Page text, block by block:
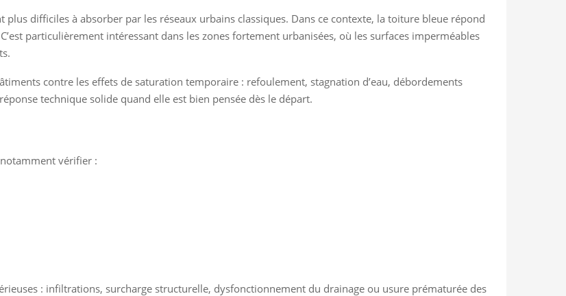
difficiles à absorber par les réseaux urbains classiques. Dans ce contexte, la toiture bleue répond
particulièrement intéressant dans les zones fortement urbanisées, où les surfaces imperméables
contre les effets de saturation temporaire : refoulement, stagnation d’eau, débordements
technique solide quand elle est bien pensée dès le départ.
vérifier :
: infiltrations, surcharge structurelle, dysfonctionnement du drainage ou usure prématurée des